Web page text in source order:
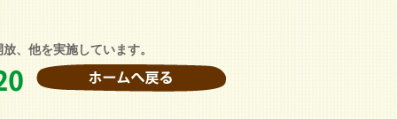
、他を実施しています。